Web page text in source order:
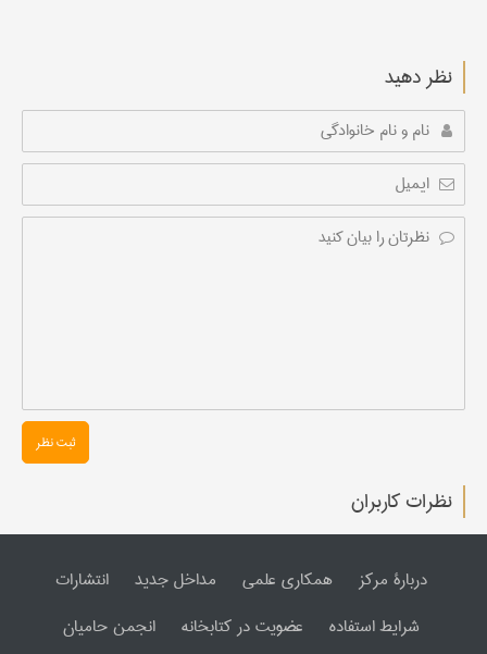
نظر دهید
ثبت نظر
نظرات کاربران
دربارۀ مرکز همکاری علمی مداخل جدید
انتشارات
شرایط استفاده
عضویت در کتابخانه انجمن حامیان